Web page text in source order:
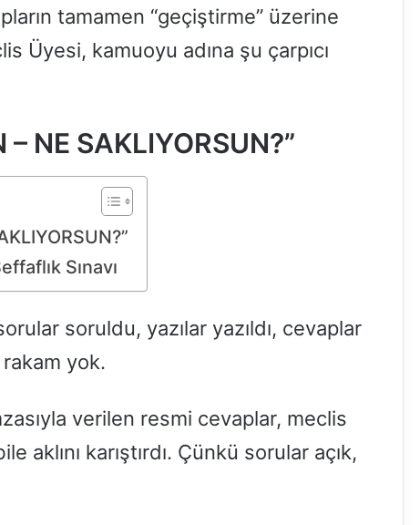
tamamen “geçiştirme” üzerine
Üyesi, kamuoyu adına şu çarpıcı
NE SAKLIYORSUN?”
Sınavı
soruldu, yazılar yazıldı, cevaplar
yok.
verilen resmi cevaplar, meclis
aklını karıştırdı. Çünkü sorular açık,